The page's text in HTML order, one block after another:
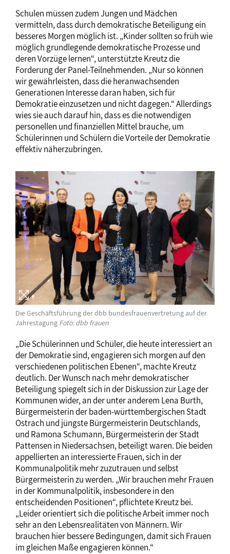
Schulen müssen zudem Jungen und Mädchen
vermitteln, dass durch demokratische Beteiligung ein
besseres Morgen möglich ist. „Kinder sollten so früh wie
möglich grundlegende demokratische Prozesse und
deren Vorzüge lernen“, unterstützte Kreutz die
Forderung der Panel-Teilnehmenden. „Nur so können
wir gewährleisten, dass die heranwachsenden
Generationen Interesse daran haben, sich für
Demokratie einzusetzen und nicht dagegen.“ Allerdings
wies sie auch darauf hin, dass es die notwendigen
personellen und finanziellen Mittel brauche, um
Schülerinnen und Schülern die Vorteile der Demokratie
effektiv näherzubringen.
Die Geschäftsführung der dbb bundesfrauenvertretung auf der
Jahrestagung Foto: dbb frauen
„Die Schülerinnen und Schüler, die heute interessiert an
der Demokratie sind, engagieren sich morgen auf den
verschiedenen politischen Ebenen“, machte Kreutz
deutlich. Der Wunsch nach mehr demokratischer
Beteiligung spiegelt sich in der Diskussion zur Lage der
Kommunen wider, an der unter anderem Lena Burth,
Bürgermeisterin der baden-württembergischen Stadt
Ostrach und jüngste Bürgermeisterin Deutschlands,
und Ramona Schumann, Bürgermeisterin der Stadt
Pattensen in Niedersachsen, beteiligt waren. Die beiden
appellierten an interessierte Frauen, sich in der
Kommunalpolitik mehr zuzutrauen und selbst
Bürgermeisterin zu werden. „Wir brauchen mehr Frauen
in der Kommunalpolitik, insbesondere in den
entscheidenden Positionen“, pflichtete Kreutz bei.
„Leider orientiert sich die politische Arbeit immer noch
sehr an den Lebensrealitäten von Männern. Wir
brauchen hier bessere Bedingungen, damit sich Frauen
im gleichen Maße engagieren können.“